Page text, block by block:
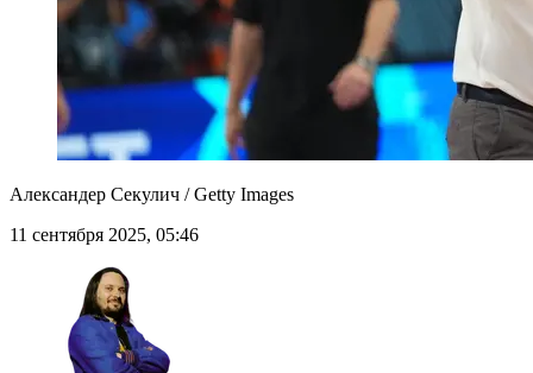
Александер Секулич / Getty Images
11 сентября 2025, 05:46